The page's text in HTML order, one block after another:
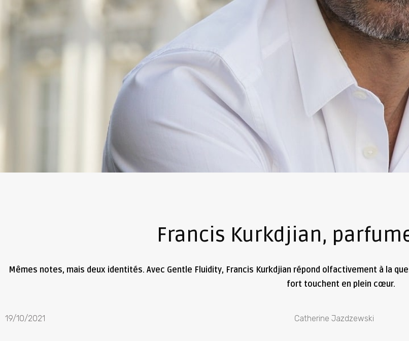
Francis Kurkdjian,
Mêmes notes, mais deux identités. Avec Gentle Fluidity, Francis Kurkdjian répond olfactivement à la
fort touchent en plein cœur.
19/10/2021 Catherine Jazdzewski